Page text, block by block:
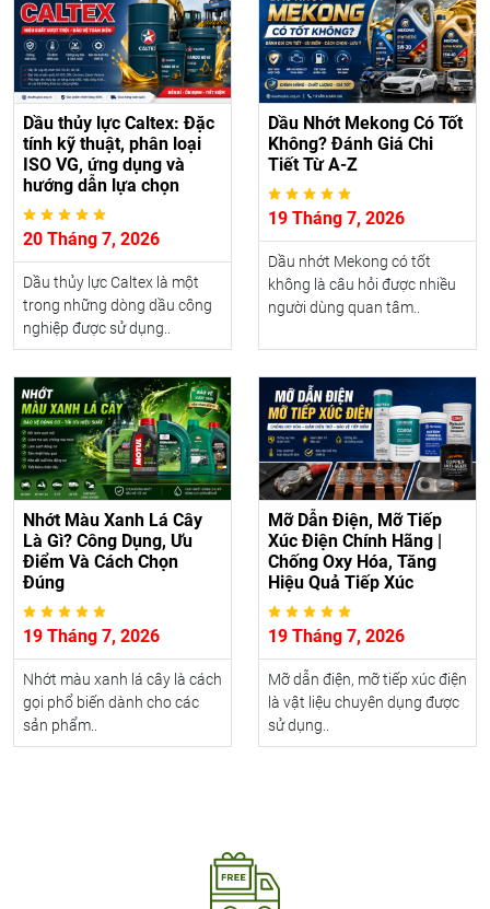
Dầu thủy lực Caltex: Đặc
tính kỹ thuật, phân loại
ISO VG, ứng dụng và
hướng dẫn lựa chọn
20 Tháng 7, 2026
Dầu thủy lực Caltex là một
trong những dòng dầu công
nghiệp được sử dụng..
Dầu Nhớt Mekong Có Tốt
Không? Đánh Giá Chi
Tiết Từ A-Z
19 Tháng 7, 2026
Dầu nhớt Mekong có tốt
không là câu hỏi được nhiều
người dùng quan tâm..
Nhớt Màu Xanh Lá Cây
Là Gì? Công Dụng, Ưu
Điểm Và Cách Chọn
Đúng
19 Tháng 7, 2026
Nhớt màu xanh lá cây là cách
gọi phổ biến dành cho các
sản phẩm..
Mỡ Dẫn Điện, Mỡ Tiếp
Xúc Điện Chính Hãng |
Chống Oxy Hóa, Tăng
Hiệu Quả Tiếp Xúc
19 Tháng 7, 2026
Mỡ dẫn điện, mỡ tiếp xúc điện
là vật liệu chuyên dụng được
sử dụng..